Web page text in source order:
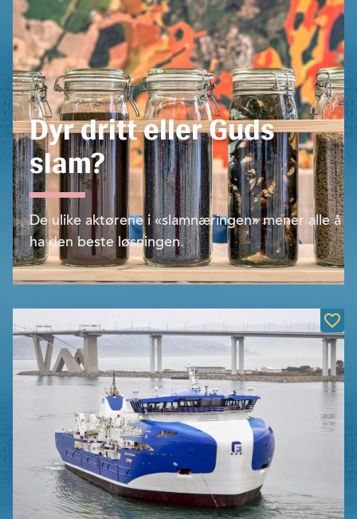
Dyr dritt eller Guds
slam?
De ulike aktørene i «slamnæringen» mener alle å
ha den beste løsningen.